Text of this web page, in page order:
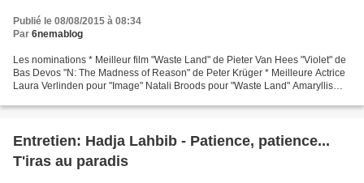
Publié le 08/08/2015 à 08:34
Par 6nemablog
Les nominations * Meilleur film "Waste Land" de Pieter Van Hees "Violet" de
Bas Devos "N: The Madness of Reason" de Peter Krüger * Meilleure Actrice
Laura Verlinden pour "Image" Natali Broods pour "Waste Land" Amaryllis
Entretien: Hadja Lahbib - Patience, patience...
T'iras au paradis